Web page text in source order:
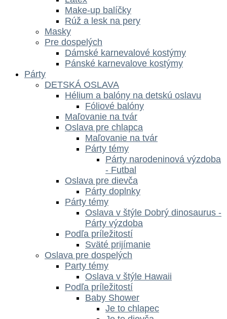
Make-up balíčky
Rúž a lesk na pery
Masky
Pre dospelých
Dámské karnevalové kostýmy
Pánské karnevalove kostýmy
Párty
DETSKÁ OSLAVA
Hélium a balóny na detskú oslavu
Fóliové balóny
Maľovanie na tvár
Oslava pre chlapca
Maľovanie na tvár
Párty témy
Párty narodeninová výzdoba
- Futbal
Oslava pre dievča
Párty doplnky
Párty témy
Oslava v štýle Dobrý dinosaurus -
Párty výzdoba
Podľa príležitostí
Sväté prijímanie
Oslava pre dospelých
Party témy
Oslava v štýle Hawaii
Podľa príležitostí
Baby Shower
Je to chlapec